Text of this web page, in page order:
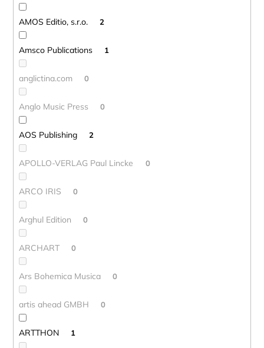
AMOS Editio, s.r.o. 2
Amsco Publications 1
anglictina.com 0
Anglo Music Press 0
AOS Publishing 2
APOLLO-VERLAG Paul Lincke 0
ARCO IRIS 0
Arghul Edition 0
ARCHART 0
Ars Bohemica Musica 0
artis ahead GMBH 0
ARTTHON 1